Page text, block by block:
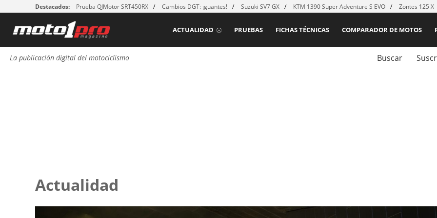
Destacados: Prueba QJMotor SRT450RX Cambios DGT: ¡guantes! Suzuki SV7 GX KTM 1390 Super Adventure S EVO Zontes 125 X
COMPARADOR DE MOTOS
FICHAS TÉCNICAS
PRUEBAS
ACTUALIDAD
La publicación digital del motociclismo Buscar
Actualidad